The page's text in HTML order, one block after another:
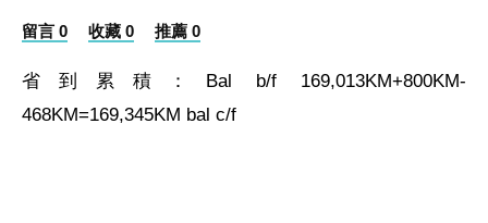
留言 0 收藏 0 推薦 0
省 到累積：Bal b/f 169,013KM+800KM-
468KM=169,345KM bal c/f